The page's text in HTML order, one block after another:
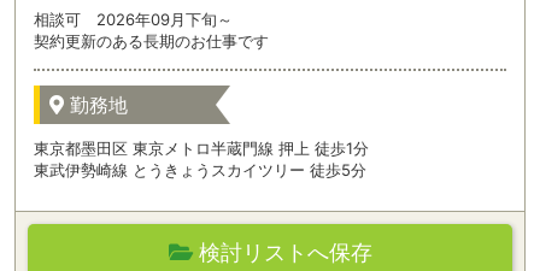
相談可 2026年09月下旬～
契約更新のある長期のお仕事です
勤務地
東京都墨田区 東京メトロ半蔵門線 押上 徒歩1分
東武伊勢崎線 とうきょうスカイツリー 徒歩5分
検討リストへ保存